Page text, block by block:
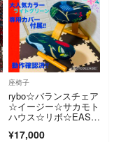
座椅子
rybo☆バランスチェア
☆イージー☆サカモト
ハウス☆リボ☆EASY
¥17,000